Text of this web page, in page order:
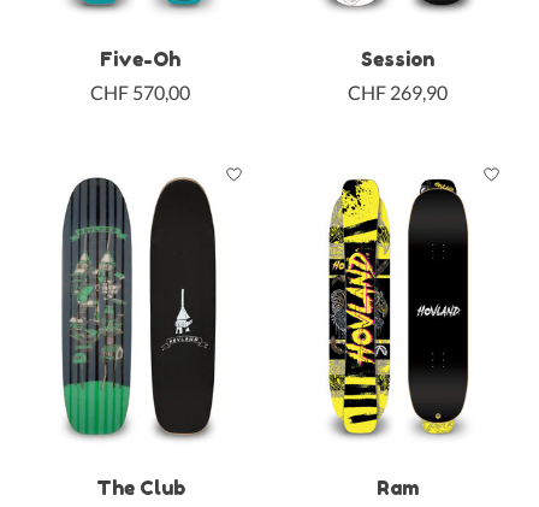
Five-Oh
CHF 570,00
Session
CHF 269,90
The Club Ram